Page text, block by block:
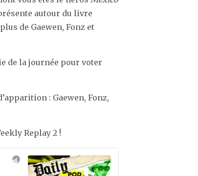
autour du livre
de Gaewen, Fonz et
de la journée pour voter
: Gaewen, Fonz,
Replay 2 !